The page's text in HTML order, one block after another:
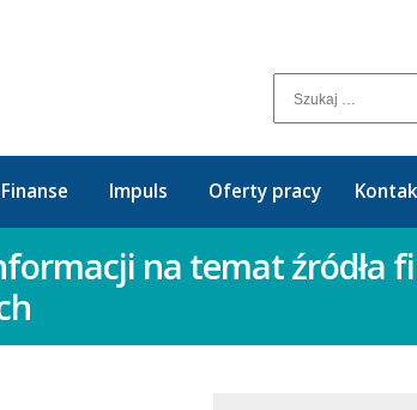
Finanse Impuls Oferty pracy
na temat źródła